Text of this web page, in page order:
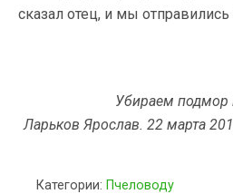
сказал отец, и мы отправились
Убираем подмор
Ларьков Ярослав. 22 марта
Категории: Пчеловоду